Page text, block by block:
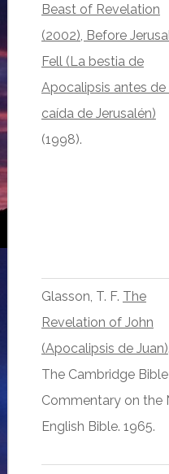
Beast of Revelation
(2002), Before
Fell (La bestia de
Apocalipsis antes de
caída de Jerusalén)
(1998).
Glasson, T. F. The
Revelation of John
(Apocalipsis de Juan)
The Cambridge Bible
Commentary on the
English Bible. 1965.